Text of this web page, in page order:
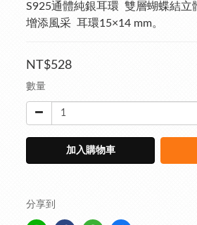
S925通體純銀耳環  雙層蝴蝶結立
增添風采  耳環15×14 mm。
NT$528
數量
加入購物車
分享到